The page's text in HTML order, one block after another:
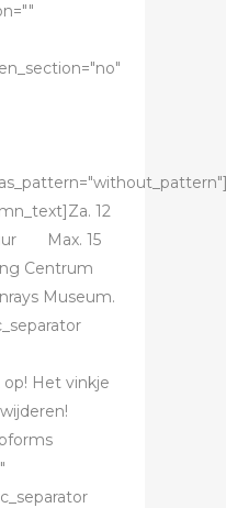
12
Max. 15
Centrum
Museum.
Het vinkje